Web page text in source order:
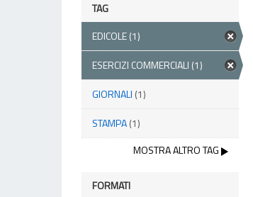
TAG
EDICOLE(1)
ESERCIZI COMMERCIALI (1)
GIORNALI (1)
STAMPA(1)
MOSTRA ALTRO TAG
FORMATI